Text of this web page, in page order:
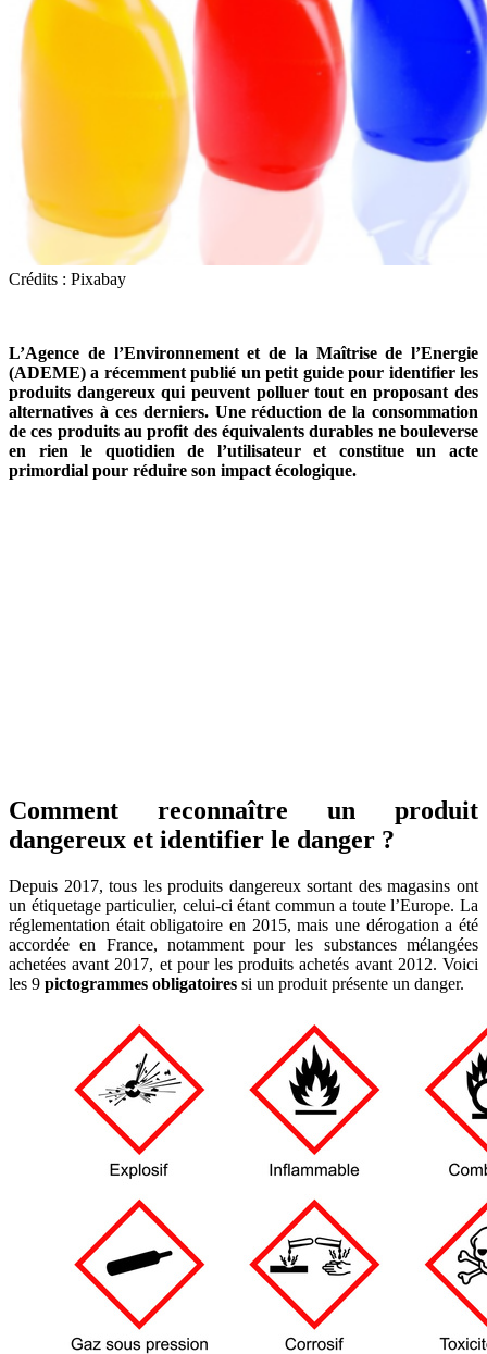
Crédits : Pixabay
L’Agence de l’Environnement et de la Maîtrise de l’Energie
(ADEME) a récemment publié un petit guide pour identifier les
produits dangereux qui peuvent polluer tout en proposant des
alternatives à ces derniers. Une réduction de la consommation
de ces produits au profit des équivalents durables ne bouleverse
en rien le quotidien de l’utilisateur et constitue un acte
primordial pour réduire son impact écologique.
Comment reconnaître un produit
dangereux et identifier le danger ?
Depuis 2017, tous les produits dangereux sortant des magasins ont
un étiquetage particulier, celui-ci étant commun a toute l’Europe. La
réglementation était obligatoire en 2015, mais une dérogation a été
accordée en France, notamment pour les substances mélangées
achetées avant 2017, et pour les produits achetés avant 2012. Voici
les 9 pictogrammes obligatoires si un produit présente un danger.